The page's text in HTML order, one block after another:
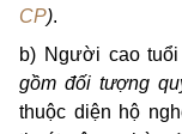
CP).
b) Người cao
gồm đối tượng
thuộc diện hộ